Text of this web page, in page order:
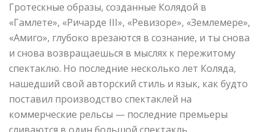
Гротескные образы, созданные Колядой в
«Гамлете», «Ричарде III», «Ревизоре», «Землемере»,
«Амиго», глубоко врезаются в сознание, и ты снова
и снова возвращаешься в мыслях к пережитому
спектаклю. Но последние несколько лет Коляда,
нашедший свой авторский стиль и язык, как будто
поставил производство спектаклей на
коммерческие рельсы — последние премьеры